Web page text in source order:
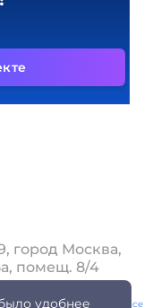
удобнее
город Москва,
помещ. 8/4
PolicyandTerms of Service